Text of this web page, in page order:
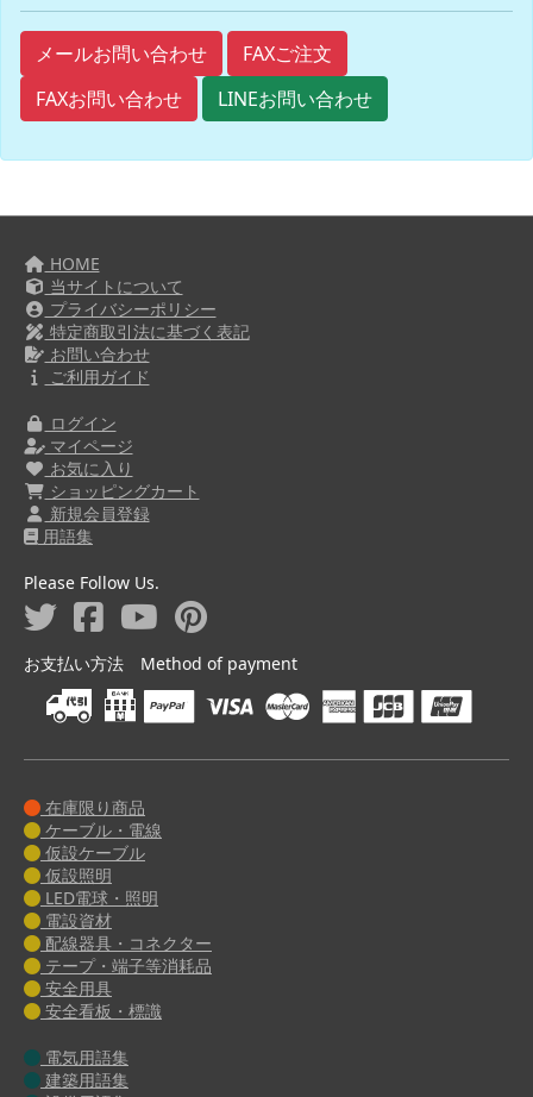
メールお問い合わせ
FAXご注文
FAXお問い合わせ
LINEお問い合わせ
HOME
当サイトについて
プライバシーポリシー
特定商取引法に基づく表記
お問い合わせ
ご利用ガイド
ログイン
マイページ
お気に入り
ショッピングカート
新規会員登録
用語集
Please Follow Us.
お支払い方法 Method of payment
在庫限り商品
ケーブル・電線
仮設ケーブル
仮設照明
LED電球・照明
電設資材
配線器具・コネクター
テープ・端子等消耗品
安全用具
安全看板・標識
電気用語集
建築用語集